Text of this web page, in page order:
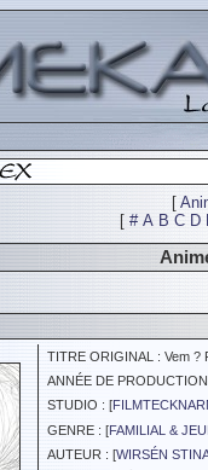
[
[ # A B C D
TITRE ORIGINAL : Vem ?
ANNÉE DE
STUDIO : [
GENRE : [FAMILIAL &
AUTEUR : [WIRSÉN